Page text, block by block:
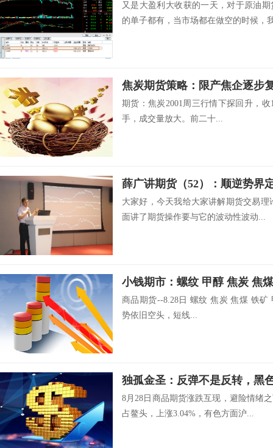
又是大盈利大收获的一天，对于原油
的单子都有，当市场都在做空的时候，
期货：焦炭2001周三行情下探回升，
手，成交量放大。前二十...
薛广讲期货（52）：顺逆势界
大家好，今天我给大家讲解期货交易
面讲了期货操作要与它的波动性波动...
小钱期市：螺纹 甲醇 焦炭 焦
商品期货--8.28日 螺纹 焦炭 焦煤 铁矿
势依旧空头，短线...
8月28日商品期货涨跌互现，避险情绪
占鳌头，上涨3.04%，有色方面沪...